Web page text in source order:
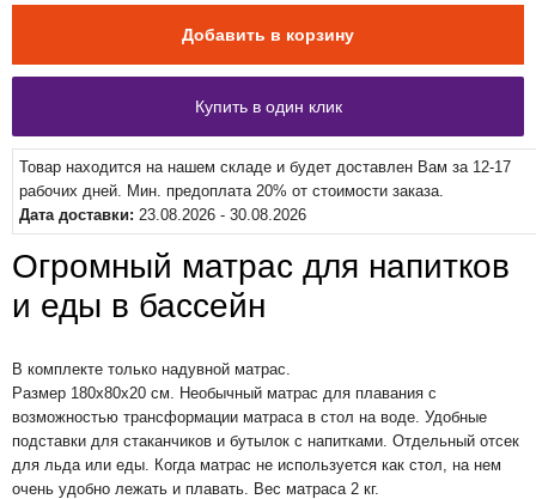
Товар находится на нашем складе и будет доставлен Вам за 12-17
рабочих дней. Мин. предоплата 20% от стоимости заказа.
Дата доставки: 23.08.2026 - 30.08.2026
Огромный матрас для напитков
и еды в бассейн
В комплекте только надувной матрас.
Размер 180x80x20 см. Необычный матрас для плавания с
возможностью трансформации матраса в стол на воде. Удобные
подставки для стаканчиков и бутылок с напитками. Отдельный отсек
для льда или еды. Когда матрас не используется как стол, на нем
очень удобно лежать и плавать. Вес матраса 2 кг.